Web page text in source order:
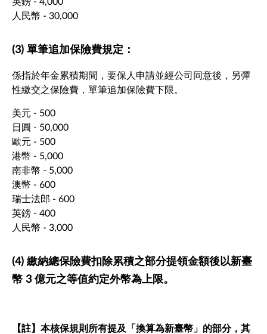
人民幣 - 30,000
(3) 單筆追加保險費規定：
係指於年金累積期間，要保人申請並經公司同意後，另彈
性繳交之保險費，單筆追加保險費下限。
美元 - 500
日圓 - 50,000
歐元 - 500
港幣 - 5,000
南非幣 - 5,000
澳幣 - 600
瑞士法郎 - 600
英鎊 - 400
人民幣 - 3,000
(4) 繳納總保險費扣除累積之部分提領金額後以新臺
幣 3 億元之等值約定外幣為上限。
【註】本核保規則所有提及「換算為新臺幣」的部分，其